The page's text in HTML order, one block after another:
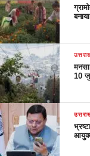
10